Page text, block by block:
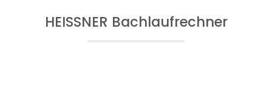
HEISSNER Bachlaufrechner